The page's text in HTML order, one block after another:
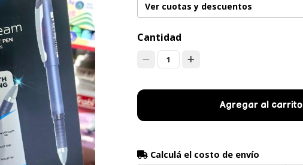
Ver cuotas y descuentos
Cantidad
1
Agregar al carrito
Calculá el costo de envío